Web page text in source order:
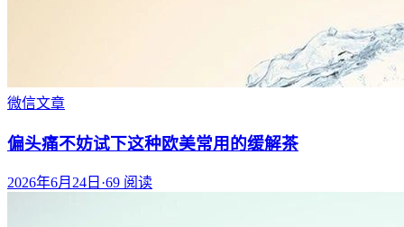
微信文章
偏头痛不妨试下这种欧美常用的缓解茶
2026年6月24日 ·69 阅读